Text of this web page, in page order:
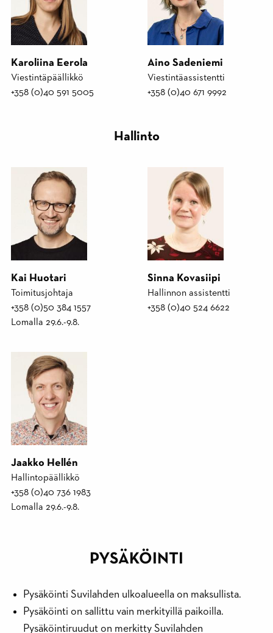
Karoliina Eerola
Viestintäpäällikkö
+358 (0)40 591 5005
Aino Sadeniemi
Viestintäassistentti
+358 (0)40 671 9992
Hallinto
Kai Huotari
Toimitusjohtaja
+358 (0)50 384 1557
Lomalla 29.6.-9.8.
Sinna Kovasiipi
Hallinnon assistentti
+358 (0)40 524 6622
Jaakko Hellén
Hallintopäällikkö
+358 (0)40 736 1983
Lomalla 29.6.-9.8.
PYSÄKÖINTI
Pysäköinti Suvilahden ulkoalueella on maksullista.
Pysäköinti on sallittu vain merkityillä paikoilla.
Pysäköintiruudut on merkitty Suvilahden